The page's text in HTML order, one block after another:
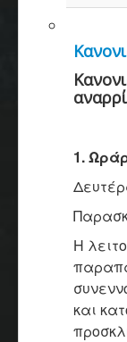
1.
Η
και